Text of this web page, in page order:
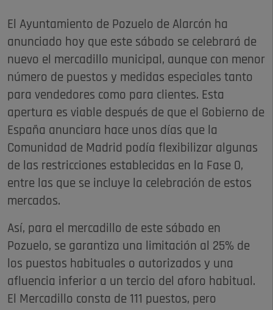
El Ayuntamiento de Pozuelo de Alarcón ha
anunciado hoy que este sábado se celebrará de
nuevo el mercadillo municipal, aunque con menor
número de puestos y medidas especiales tanto
para vendedores como para clientes. Esta
apertura es viable después de que el Gobierno de
España anunciara hace unos días que la
Comunidad de Madrid podía flexibilizar algunas
de las restricciones establecidas en la Fase 0,
entre las que se incluye la celebración de estos
mercados.
Así, para el mercadillo de este sábado en
Pozuelo, se garantiza una limitación al 25% de
los puestos habituales o autorizados y una
afluencia inferior a un tercio del aforo habitual.
El Mercadillo consta de 111 puestos, pero